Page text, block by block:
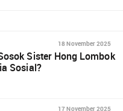
18 November 2025
Sister Hong Lombok
Sosial?
17 November 2025